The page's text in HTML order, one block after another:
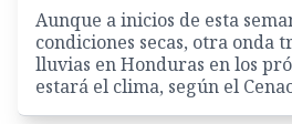
Aunque a inicios de esta
condiciones secas, otra onda
lluvias en Honduras en los
estará el clima, según el